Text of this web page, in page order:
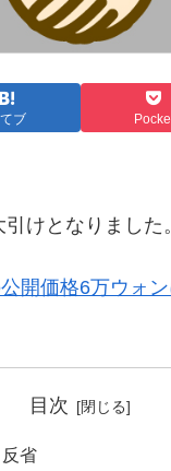
ブ
けとなりました。
開価格6万ウォ
目次
省